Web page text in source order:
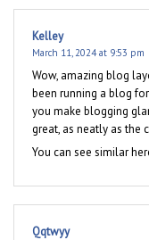
Kelley
March 11, 2024 at 9:53 pm
Wow, amazing blog
been running a blog
you make blogging
great, as neatly as the
You can see similar
Qqtwyy